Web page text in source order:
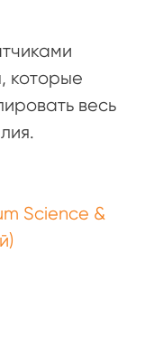
которые
весь
Science &